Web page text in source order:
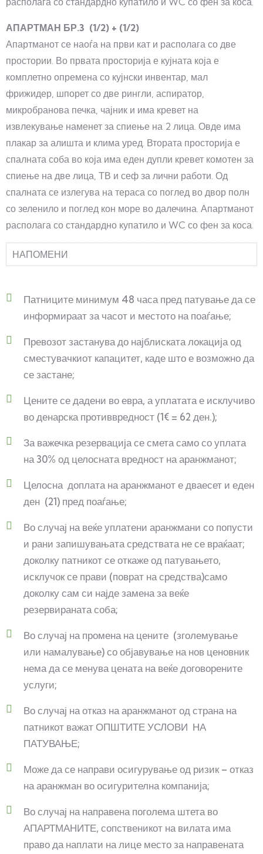
АПАРТМАН БР.3 (1/2) + (1/2)
Апартманот се наоѓа на први кат и располага со две
простории. Во првата просторија е кујната која е
комплетно опремена со кујнски инвентар, мал
фрижидер, шпорет со две рингли, аспиратор,
микробранова печка, чајник и има кревет на
извлекување наменет за спиење на 2 лица. Овде има
плакар за алишта и клима уред. Втората просторија е
спалната соба во која има еден дупли кревет комотен за
спиење на две лица, ТВ и сеф за лични работи. Од
спалната се излегува на тераса со поглед во двор полн
со зеленило и поглед кон море во далечина. Апартманот
располага со стандардно купатило и WC со фен за коса.
НАПОМЕНИ
Патниците минимум 48 часа пред патување да се
информираат за часот и местото на поаѓање;
Превозот застанува до најблиската локација од
сместувачкиот капацитет, каде што е возможно да
се застане;
Цените се дадени во евра, а уплатата е исклучиво
во денарска противвредност (1€ = 62 ден.);
За важечка резервација се смета само со уплата
на 30% од целосната вредност на аранжманот;
Целосна доплата на аранжманот е дваесет и еден
ден (21) пред поаѓање;
Во случај на веќе уплатени аранжмани со попусти
и рани запишувањата средствата не се враќаат;
доколку патникот се откаже од патувањето,
исклучок се прави (поврат на средства)само
доколку сам си најде замена за веќе
резервираната соба;
Во случај на промена на цените (зголемување
или намалување) со објавување на нов ценовник
нема да се менува цената на веќе договорените
услуги;
Во случај на отказ на аранжманот од страна на
патникот важат ОПШТИТЕ УСЛОВИ НА
ПАТУВАЊЕ;
Може да се направи осигурување од ризик – отказ
на аранжман во осигурителна компанија;
Во случај на направена поголема штета во
АПАРТМАНИТЕ, сопственикот на вилата има
право да наплати на лице место за направената